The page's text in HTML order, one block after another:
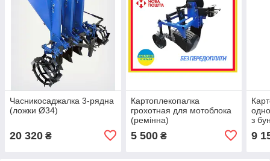
Часникосаджалка 3-рядна
(ложки Ø34)
20 320 ₴
Картоплекопалка
грохотная для мотоблока
(ремінна)
5 500₴
з
9